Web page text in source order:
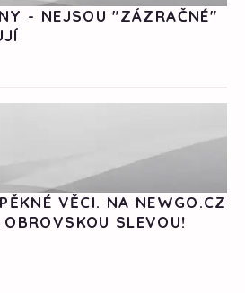
- NEJSOU "ZÁZRAČNÉ"
VĚCI. NA NEWGO.CZ
SLEVOU!